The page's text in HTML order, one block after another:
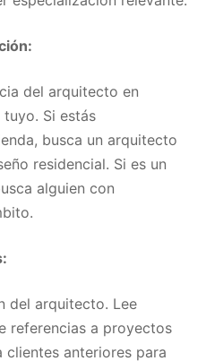
del arquitecto en
Si estás
busca un arquitecto
residencial. Si es un
alguien con
del arquitecto. Lee
referencias a proyectos
clientes anteriores para